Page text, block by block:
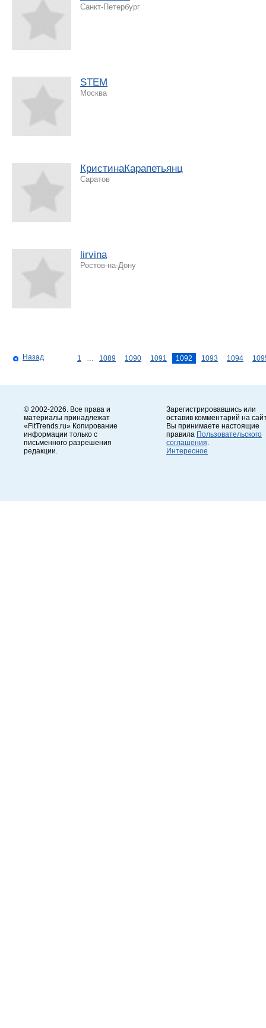
Санкт-Петербург
STEM
Москва
КристинаКарапетьянц
Саратов
lirvina
Ростов-на-Дону
Назад 1 1089 1090 1091 1092 1093 1094
© 2002-2026. Все права и
материалы принадлежат
«FitTrends.ru» Копирование
информации только с
письменного разрешения
редакции.
Зарегистрировавшись или
оставив комментарий на
Вы принимаете настоящие
правила Пользовательского
соглашения
Интересное